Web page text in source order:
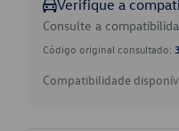
Verifique a
Consulte a
Código original consultado:
Compatibilidade